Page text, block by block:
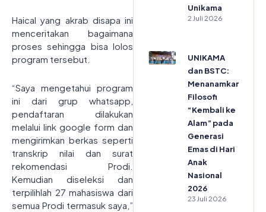
Haical yang akrab disapa ini
menceritakan bagaimana
proses sehingga bisa lolos
program tersebut.
“Saya mengetahui program
ini dari grup whatsapp,
pendaftaran dilakukan
melalui link google form dan
mengirimkan berkas seperti
transkrip nilai dan surat
rekomendasi Prodi.
Kemudian diseleksi dan
terpilihlah 27 mahasiswa dari
semua Prodi termasuk saya,”
Unikama
2 Juli 2026
UNIKAMA
dan BSTC:
Menanamkan
Filosofi
“Kembali ke
Alam” pada
Generasi
Emas di Hari
Anak
Nasional
2026
23 Juli 2026